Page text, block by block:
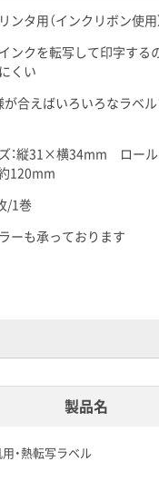
ンタ用（インクリボン使用
ンクを転写して印字する
くい
が合えばいろいろなラベ
：縦31×横34mm ロー
120mm
/1巻
ーも承っております
製品名
用・熱転写ラベル